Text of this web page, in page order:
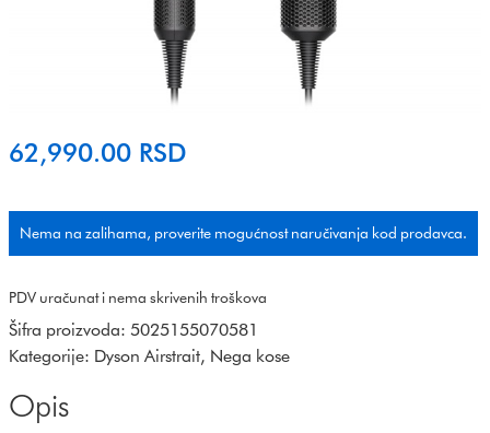
62,990.00 RSD
Nema na zalihama, proverite mogućnost naručivanja kod prodavca.
PDV uračunat i nema skrivenih troškova
Šifra proizvoda: 5025155070581
Kategorije: Dyson Airstrait, Nega kose
Opis